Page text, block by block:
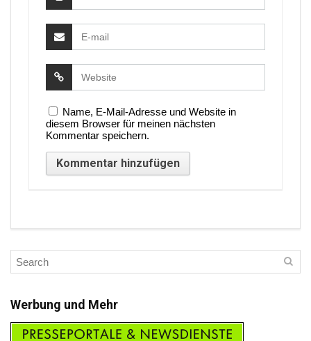
Name, E-Mail-Adresse und Website in
diesem Browser für meinen nächsten
Kommentar speichern.
Werbung und Mehr